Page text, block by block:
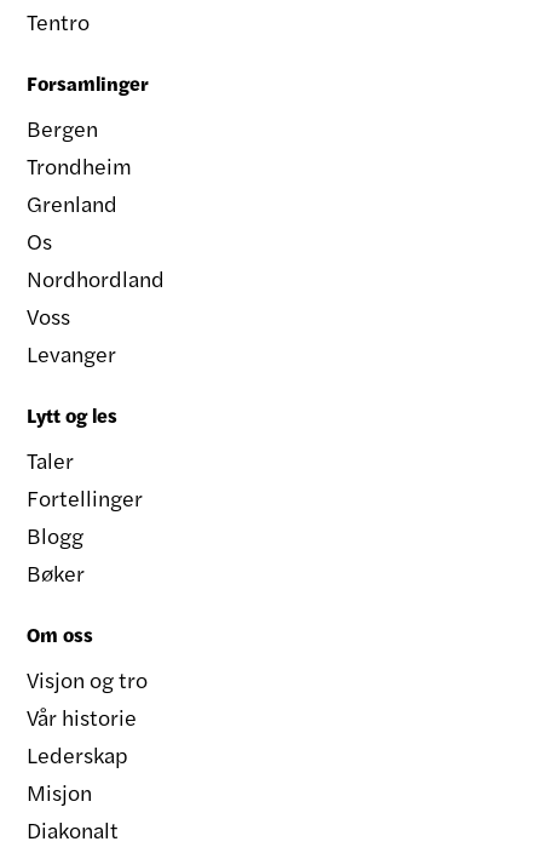
Tentro
Forsamlinger
Bergen
Trondheim
Grenland
Os
Nordhordland
Voss
Levanger
Lytt og les
Taler
Fortellinger
Blogg
Bøker
Om oss
Visjon og tro
Vår historie
Lederskap
Misjon
Diakonalt